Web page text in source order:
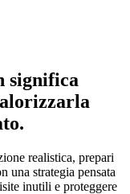
significa
realistica, prepari
una strategia pensata
inutili e proteggere